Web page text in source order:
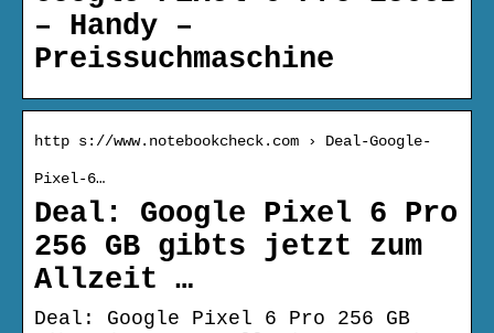
– Handy –
Preissuchmaschine
http s://www.notebookcheck.com › Deal-Google-
Pixel-6…
Deal: Google Pixel 6 Pro
256 GB gibts jetzt zum
Allzeit …
Deal: Google Pixel 6 Pro 256 GB